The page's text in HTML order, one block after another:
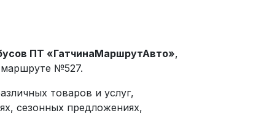
ПТ «ГатчинаМаршрутАвто»,
№527.
товаров и услуг,
сезонных предложениях,